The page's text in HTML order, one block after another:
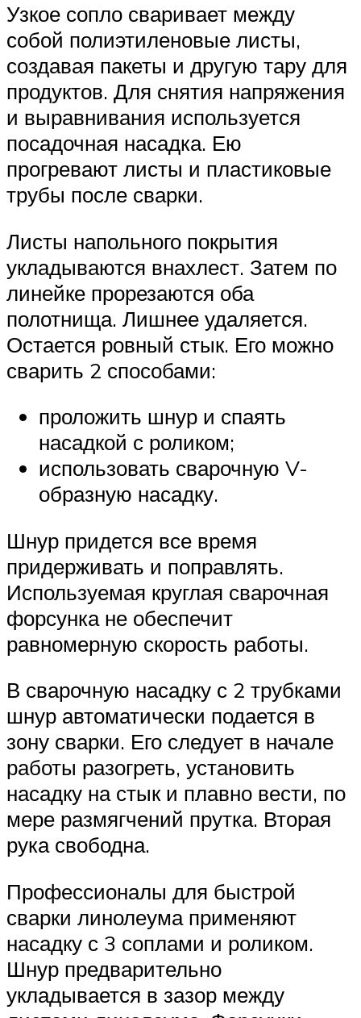
Узкое сопло сваривает между
собой полиэтиленовые листы,
создавая пакеты и другую тару для
продуктов. Для снятия напряжения
и выравнивания используется
посадочная насадка. Ею
прогревают листы и пластиковые
трубы после сварки.
Листы напольного покрытия
укладываются внахлест. Затем по
линейке прорезаются оба
полотнища. Лишнее удаляется.
Остается ровный стык. Его можно
сварить 2 способами:
проложить шнур и спаять
насадкой с роликом;
использовать сварочную V-
образную насадку.
Шнур придется все время
придерживать и поправлять.
Используемая круглая сварочная
форсунка не обеспечит
равномерную скорость работы.
В сварочную насадку с 2 трубками
шнур автоматически подается в
зону сварки. Его следует в начале
работы разогреть, установить
насадку на стык и плавно вести, по
мере размягчений прутка. Вторая
рука свободна.
Профессионалы для быстрой
сварки линолеума применяют
насадку с 3 соплами и роликом.
Шнур предварительно
укладывается в зазор между